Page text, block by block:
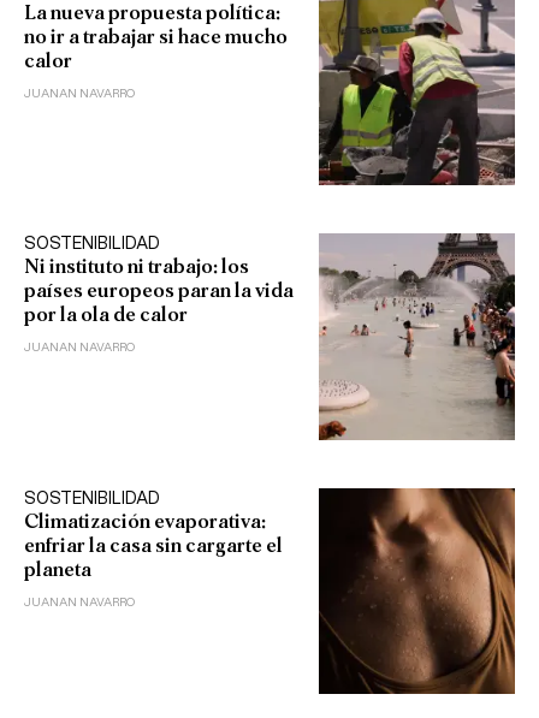
La nueva propuesta política:
no ir a trabajar si hace mucho
calor
JUANAN NAVARRO
SOSTENIBILIDAD
Ni instituto ni trabajo: los
países europeos paran la vida
por la ola de calor
JUANAN NAVARRO
SOSTENIBILIDAD
Climatización evaporativa:
enfriar la casa sin cargarte el
planeta
JUANAN NAVARRO